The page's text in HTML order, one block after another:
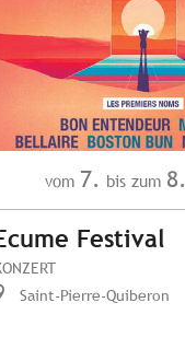
vom 7. bis zum 8.
Festival
Saint-Pierre-Quiberon